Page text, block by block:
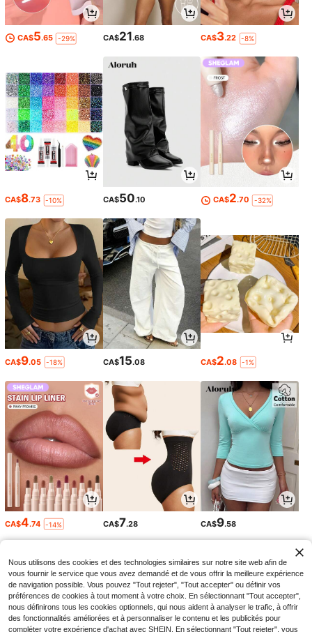
CA$5.65 -29% CA$21.68 CA$3.22 -8%
CA$8.73 -10% CA$50.10 CA$2.70 -32%
CA$9.05 -18% CA$15.08 CA$2.08 -1%
CA$4.74 -14% CA$7.28 CA$9.58
Nous utilisons des cookies et des technologies similaires sur notre site web afin de
vous fournir le service que vous avez demandé et de vous offrir la meilleure expérience
de navigation possible. Vous pouvez "Tout rejeter", "Tout accepter" ou définir vos
préférences de cookies à tout moment à votre choix. En sélectionnant "Tout accepter",
nous définirons tous les cookies optionnels, qui nous aident à analyser le trafic, à offrir
des fonctionnalités améliorées et à personnaliser le contenu et les publicités pour
compléter votre expérience d'achat avec SHEIN. En sélectionnant "Tout rejeter", vous